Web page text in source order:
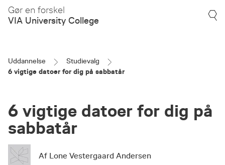
Gør en forskel
VIA University College
Uddannelse
Studievalg
6 vigtige datoer for dig på sabbatår
6 vigtige datoer for dig på
sabbatår
Af Lone Vestergaard Andersen